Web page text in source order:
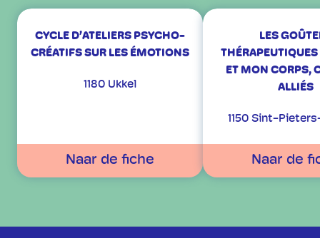
CYCLE D’ATELIERS PSYCHO-
CRÉATIFS SUR LES ÉMOTIONS
1180 Ukkel
Naar de fiche
LES
THÉRAPEUTIQUES
ET MON CORPS,
ALLIÉS
1150 Sint-
Naar de